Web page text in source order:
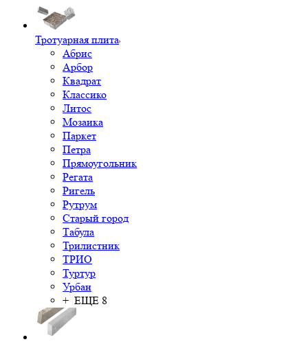
Тротуарная плита
Абрис
Арбор
Квадрат
Классико
Литос
Мозаика
Паркет
Петра
Прямоугольник
Регата
Ригель
Рутрум
Старый город
Табула
Трилистник
ТРИО
Туртур
Урбан
+ ЕЩЕ 8